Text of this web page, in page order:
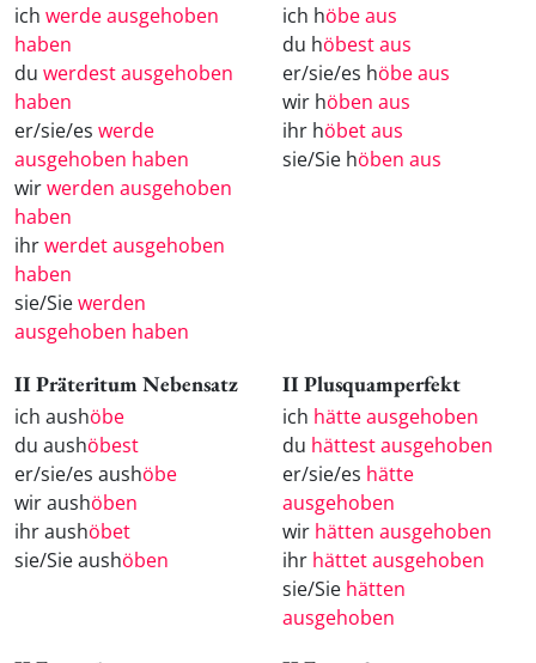
ich werde ausgehoben
haben
du werdest ausgehoben
haben
er/sie/es werde
ausgehoben haben
wirwerden ausgehoben
haben
ihrwerdet ausgehoben
haben
sie/Siewerden
ausgehoben haben
ich höbe aus
du höbest aus
er/sie/es höbe aus
wir höben aus
ihr höbet aus
sie/Sie höben aus
II Präteritum Nebensatz
ich aushöbe
du aushöbest
er/sie/es aushöbe
wir aushöben
ihr aushöbet
sie/Sie aushöben
II Plusquamperfekt
ich hätte ausgehoben
du hättest ausgehoben
er/sie/es hätte
ausgehoben
wir hätten ausgehoben
ihr hättet ausgehoben
sie/Sie hätten
ausgehoben